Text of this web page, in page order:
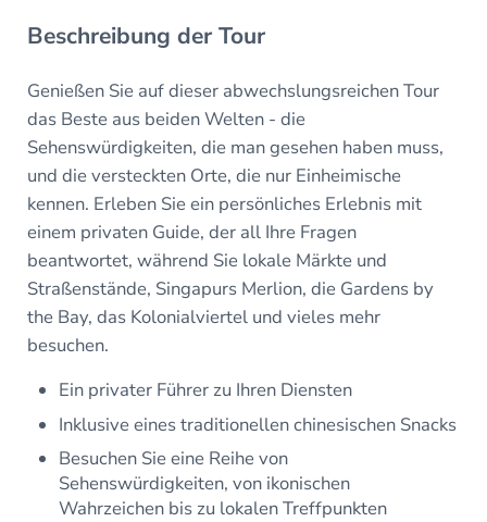
Beschreibung der Tour
Genießen Sie auf dieser abwechslungsreichen Tour
das Beste aus beiden Welten - die
Sehenswürdigkeiten, die man gesehen haben muss,
und die versteckten Orte, die nur Einheimische
kennen. Erleben Sie ein persönliches Erlebnis mit
einem privaten Guide, der all Ihre Fragen
beantwortet, während Sie lokale Märkte und
Straßenstände, Singapurs Merlion, die Gardens by
the Bay, das Kolonialviertel und vieles mehr
besuchen.
Ein privater Führer zu Ihren Diensten
Inklusive eines traditionellen chinesischen Snacks
Besuchen Sie eine Reihe von
Sehenswürdigkeiten, von ikonischen
Wahrzeichen bis zu lokalen Treffpunkten